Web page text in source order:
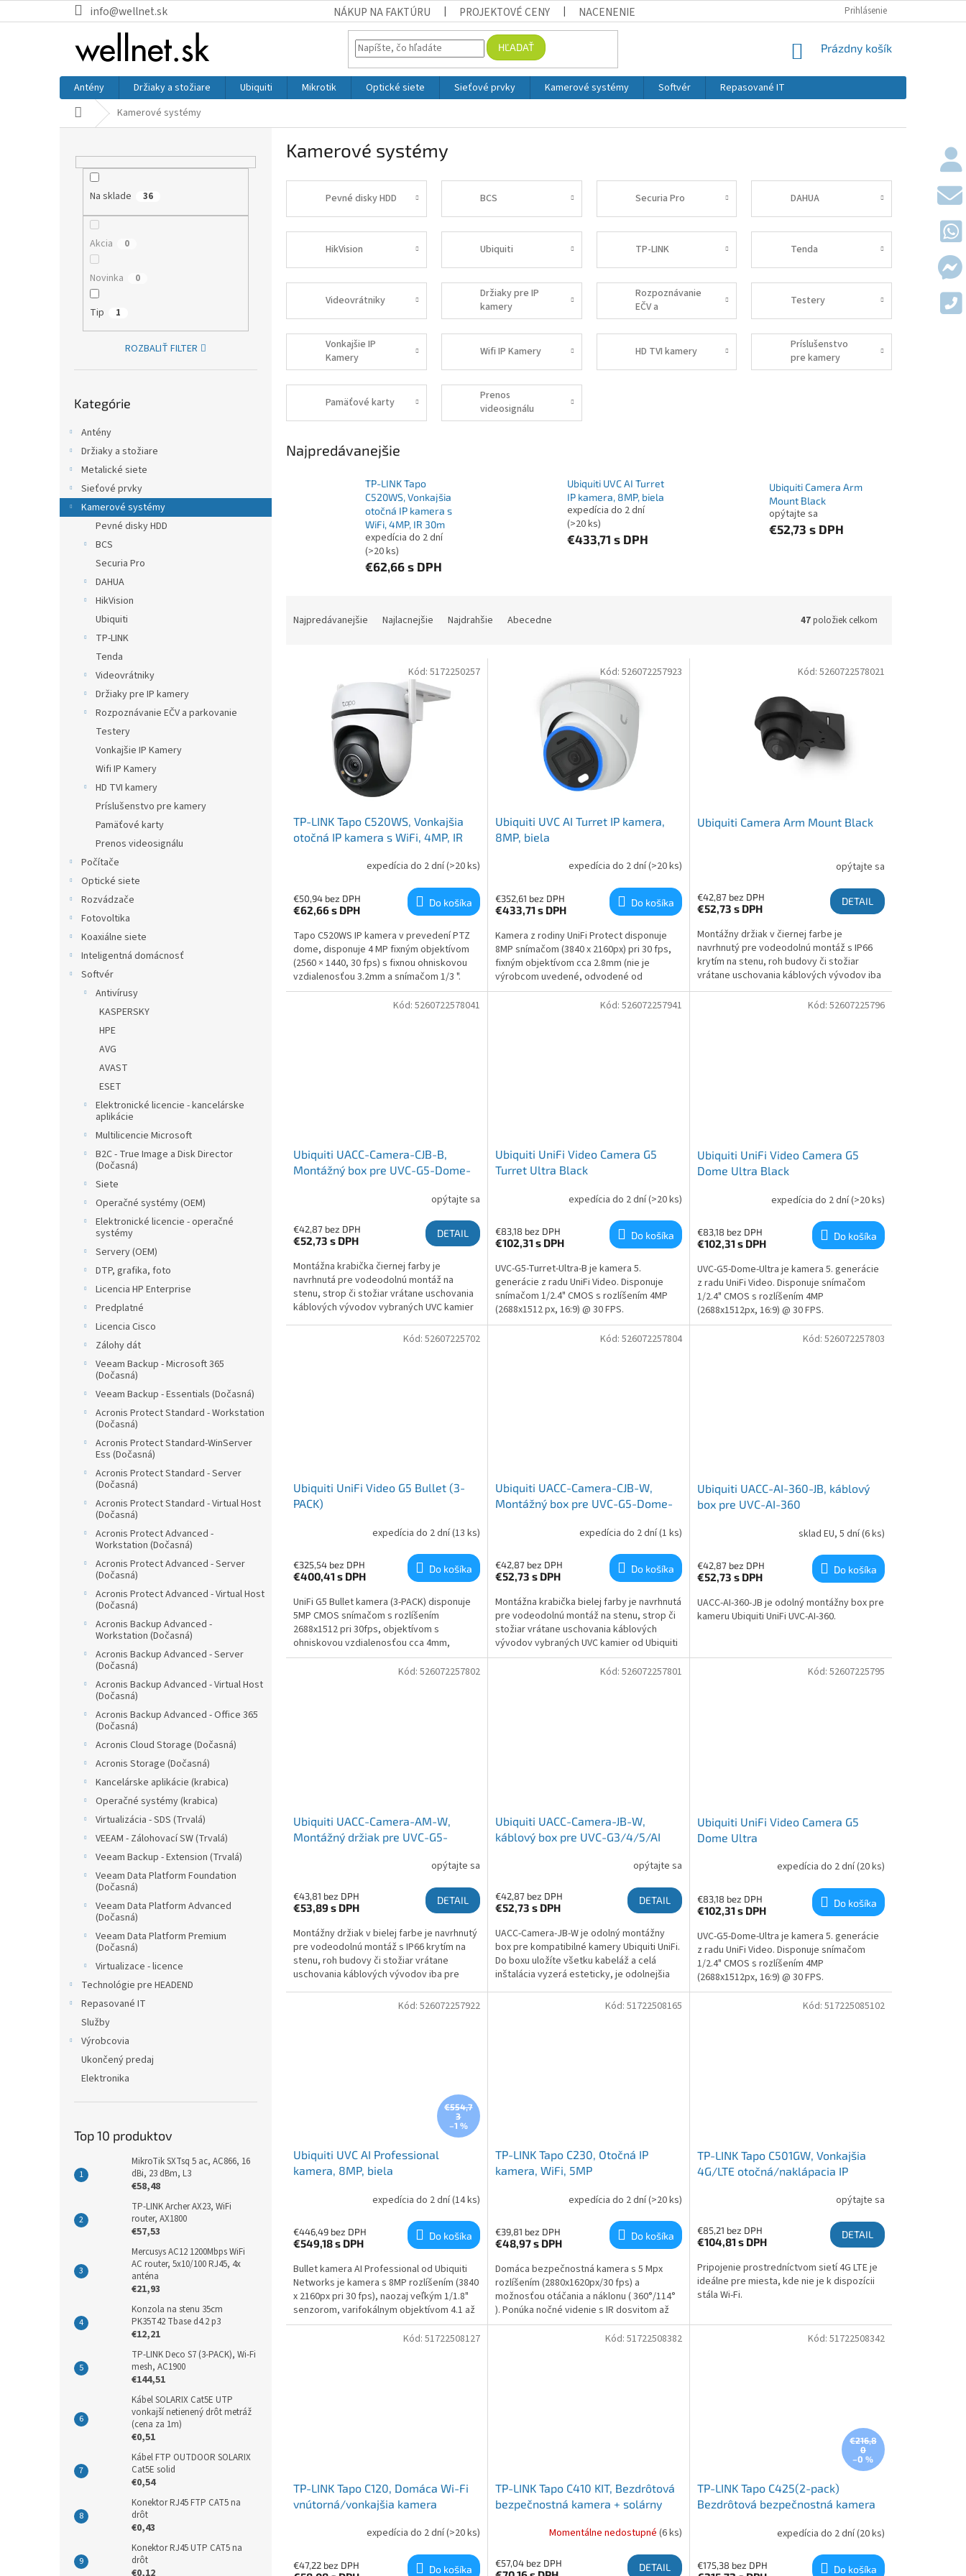
info@wellnet.sk NÁKUP NA FAKTÚRU PROJEKTOVÉ CENY NACENENIE OBCHODNÉ
Prihlásenie
HĽADAŤ NÁKUPNÝ KOŠÍK
Prázdny košík
Antény Držiaky a stožiare Ubiquiti Mikrotik Optické siete Sieťové prvky Kamerové systémy Softvér
Repasované IT
DomovKamerové systémy
Na sklade 36
Akcia 0
Novinka 0
Tip 1
ROZBALIŤ FILTER
Kategórie
Antény
Držiaky a stožiare
Metalické siete
Sieťové prvky
Kamerové systémy
Pevné disky HDD
BCS
Securia Pro
DAHUA
HikVision
Ubiquiti
TP-LINK
Tenda
Videovrátniky
Držiaky pre IP kamery
Rozpoznávanie EČV a parkovanie
Testery
Vonkajšie IP Kamery
Wifi IP Kamery
HD TVI kamery
Príslušenstvo pre kamery
Pamäťové karty
Prenos videosignálu
Počítače
Optické siete
Rozvádzače
Fotovoltika
Koaxiálne siete
Inteligentná domácnosť
Softvér
Antivírusy
KASPERSKY
HPE
AVG
AVAST
ESET
Elektronické licencie - kancelárske
aplikácie
Multilicencie Microsoft
B2C - True Image a Disk Director
(Dočasná)
Siete
Operačné systémy (OEM)
Elektronické licencie - operačné
systémy
Servery (OEM)
DTP, grafika, foto
Licencia HP Enterprise
Predplatné
Licencia Cisco
Zálohy dát
Veeam Backup - Microsoft 365
(Dočasná)
Veeam Backup - Essentials (Dočasná)
Acronis Protect Standard - Workstation
(Dočasná)
Acronis Protect Standard-WinServer
Ess (Dočasná)
Acronis Protect Standard - Server
(Dočasná)
Acronis Protect Standard - Virtual Host
(Dočasná)
Acronis Protect Advanced -
Workstation (Dočasná)
Acronis Protect Advanced - Server
(Dočasná)
Acronis Protect Advanced - Virtual Host
(Dočasná)
Acronis Backup Advanced -
Workstation (Dočasná)
Acronis Backup Advanced - Server
(Dočasná)
Acronis Backup Advanced - Virtual Host
(Dočasná)
Acronis Backup Advanced - Office 365
(Dočasná)
Acronis Cloud Storage (Dočasná)
Acronis Storage (Dočasná)
Kancelárske aplikácie (krabica)
Operačné systémy (krabica)
Virtualizácia - SDS (Trvalá)
VEEAM - Zálohovací SW (Trvalá)
Veeam Backup - Extension (Trvalá)
Veeam Data Platform Foundation
(Dočasná)
Veeam Data Platform Advanced
(Dočasná)
Veeam Data Platform Premium
(Dočasná)
Virtualizace - licence
Technológie pre HEADEND
Repasované IT
Služby
Výrobcovia
Ukončený predaj
Elektronika
Top 10 produktov
MikroTik SXTsq 5 ac, AC866, 16
dBi, 23 dBm, L3
€58,48
TP-LINK Archer AX23, WiFi
router, AX1800
€57,53
Mercusys AC12 1200Mbps WiFi
AC router, 5x10/100 RJ45, 4x
anténa
€21,93
Konzola na stenu 35cm
PK35T42 Tbase d4.2 p3
€12,21
TP-LINK Deco S7 (3-PACK), Wi-Fi
mesh, AC1900
€144,51
Kábel SOLARIX Cat5E UTP
vonkajší netienený drôt metráž
(cena za 1m)
€0,51
Kábel FTP OUTDOOR SOLARIX
Cat5E solid
€0,54
Konektor RJ45 FTP CAT5 na
drôt
€0,43
Konektor RJ45 UTP CAT5 na
drôt
Kamerové systémy
Pevné disky HDD BCS Securia Pro DAHUA
HikVision Ubiquiti TP-LINK Tenda
Videovrátniky
Držiaky pre IP
kamery
Rozpoznávanie
EČV a
parkovanie
Testery
Vonkajšie IP
Kamery
Wifi IP Kamery HD TVI kamery
Príslušenstvo
pre kamery
Pamäťové karty
Prenos
videosignálu
Najpredávanejšie
TP-LINK Tapo
C520WS, Vonkajšia
otočná IP kamera s
WiFi, 4MP, IR 30m
expedícia do 2 dní
(>20 ks)
€62,66 s DPH
Ubiquiti UVC AI Turret
IP kamera, 8MP, biela
expedícia do 2 dní
(>20 ks)
€433,71 s DPH
Ubiquiti Camera Arm
Mount Black
opýtajte sa
€52,73 s DPH
Najpredávanejšie Najlacnejšie Najdrahšie Abecedne 47položiek celkom
TP-LINK Tapo C520WS, Vonkajšia
otočná IP kamera s WiFi, 4MP, IR
expedícia do 2 dní(>20 ks)
€50,94 bez DPH
€62,66s DPH
Do košíka
Tapo C520WS IP kamera v prevedení PTZ
dome, disponuje 4 MP fixným objektívom
(2560 × 1440, 30 fps) s fixnou ohniskovou
vzdialenosťou 3.2mm a snímačom 1/3 ".
Kód: 5172250257
Ubiquiti UVC AI Turret IP kamera,
8MP, biela
expedícia do 2 dní(>20 ks)
€352,61 bez DPH
€433,71 s DPH
Do košíka
Kamera z rodiny UniFi Protect disponuje
8MP snímačom (3840 x 2160px) pri 30 fps,
fixným objektívom cca 2.8mm (nie je
výrobcom uvedené, odvodené od
pozorovacieho uhla), IR prísvitom a bielym
svetlom pre nočné videnie, audio
Kód: 526072257923
Ubiquiti Camera Arm Mount Black
opýtajte sa
€42,87 bez DPH
€52,73 s DPH
DETAIL
Montážny držiak v čiernej farbe je
navrhnutý pre vodeodolnú montáž s IP66
krytím na stenu, roh budovy či stožiar
vrátane uschovania káblových vývodov iba
pre UVC-G5-Turret-Ultra kameru od Ubiquiti
Kód: 5260722578021
Ubiquiti UACC-Camera-CJB-B,
Montážný box pre UVC-G5-Dome-
opýtajte sa
€42,87 bez DPH
€52,73 s DPH
DETAIL
Montážna krabička čiernej farby je
navrhnutá pre vodeodolnú montáž na
stenu, strop či stožiar vrátane uschovania
káblových vývodov vybraných UVC kamier
od Ubiquiti Networks.
Kód: 5260722578041
Ubiquiti UniFi Video Camera G5
Turret Ultra Black
expedícia do 2 dní(>20 ks)
€83,18 bez DPH
€102,31 s DPH
Do košíka
UVC-G5-Turret-Ultra-B je kamera 5.
generácie z radu UniFi Video. Disponuje
snímačom 1/2.4" CMOS s rozlíšením 4MP
(2688x1512 px, 16:9) @ 30 FPS.
Kód: 526072257941
Ubiquiti UniFi Video Camera G5
Dome Ultra Black
expedícia do 2 dní(>20 ks)
€83,18 bez DPH
€102,31 s DPH
Do košíka
UVC-G5-Dome-Ultra je kamera 5. generácie
z radu UniFi Video. Disponuje snímačom
1/2.4" CMOS s rozlíšením 4MP
(2688x1512px, 16:9) @ 30 FPS.
Kód: 52607225796
Ubiquiti UniFi Video G5 Bullet (3-
PACK)
expedícia do 2 dní(13 ks)
€325,54 bez DPH
€400,41 s DPH
Do košíka
UniFi G5 Bullet kamera (3-PACK) disponuje
5MP CMOS snímačom s rozlíšením
2688x1512 pri 30fps, objektívom s
ohniskovou vzdialenosťou cca 4mm,
pozorovacím uhlom 84.4 °, IR prísvitom pre
nočné videnie do vzdialenosti 10m,
Kód: 52607225702
Ubiquiti UACC-Camera-CJB-W,
Montážný box pre UVC-G5-Dome-
expedícia do 2 dní(1 ks)
€42,87 bez DPH
€52,73 s DPH
Do košíka
Montážna krabička bielej farby je navrhnutá
pre vodeodolnú montáž na stenu, strop či
stožiar vrátane uschovania káblových
vývodov vybraných UVC kamier od Ubiquiti
Networks.
Kód: 526072257804
Ubiquiti UACC-AI-360-JB, káblový
box pre UVC-AI-360
sklad EU, 5 dní(6 ks)
€42,87 bez DPH
€52,73 s DPH
Do košíka
UACC-AI-360-JB je odolný montážny box pre
kameru Ubiquiti UniFi UVC-AI-360.
Kód: 526072257803
Ubiquiti UACC-Camera-AM-W,
Montážný držiak pre UVC-G5-
opýtajte sa
€43,81 bez DPH
€53,89 s DPH
DETAIL
Montážny držiak v bielej farbe je navrhnutý
pre vodeodolnú montáž s IP66 krytím na
stenu, roh budovy či stožiar vrátane
uschovania káblových vývodov iba pre
Kód: 526072257802
Ubiquiti UACC-Camera-JB-W,
káblový box pre UVC-G3/4/5/AI
opýtajte sa
€42,87 bez DPH
€52,73 s DPH
DETAIL
UACC-Camera-JB-W je odolný montážny
box pre kompatibilné kamery Ubiquiti UniFi.
Do boxu uložíte všetku kabeláž a celá
inštalácia vyzerá esteticky, je odolnejšia
Kód: 526072257801
Ubiquiti UniFi Video Camera G5
Dome Ultra
expedícia do 2 dní(20 ks)
€83,18 bez DPH
€102,31 s DPH
Do košíka
UVC-G5-Dome-Ultra je kamera 5. generácie
z radu UniFi Video. Disponuje snímačom
1/2.4" CMOS s rozlíšením 4MP
(2688x1512px, 16:9) @ 30 FPS.
Kód: 52607225795
€554,7
3
–1 %
Ubiquiti UVC AI Professional
kamera, 8MP, biela
expedícia do 2 dní(14 ks)
€446,49 bez DPH
€549,18s DPH
Do košíka
Bullet kamera AI Professional od Ubiquiti
Networks je kamera s 8MP rozlíšením (3840
x 2160px pri 30 fps), naozaj veľkým 1/1.8"
senzorom, varifokálnym objektívom 4.1 až
12.3mm, motorickým 3x optickým zoomom
, pozorovacím uhlom 3 infračervenými
Kód: 526072257922
TP-LINK Tapo C230, Otočná IP
kamera, WiFi, 5MP
expedícia do 2 dní(>20 ks)
€39,81 bez DPH
€48,97s DPH
Do košíka
Domáca bezpečnostná kamera s 5 Mpx
rozlíšením (2880x1620px/30 fps) a
možnosťou otáčania a náklonu ( 360°/114°
). Ponúka nočné videnie s IR dosvitom až
12m a integrovanú 2.4GHz Wi-Fi . Vďaka
inteligentnej detekcii s AI zasiela okamžité
Kód: 51722508165
TP-LINK Tapo C501GW, Vonkajšia
4G/LTE otočná/naklápacia IP
opýtajte sa
€85,21 bez DPH
€104,81 s DPH
DETAIL
Pripojenie prostredníctvom sietí 4G LTE je
ideálne pre miesta, kde nie je k dispozícii
stála Wi-Fi.
Kód: 517225085102
TP-LINK Tapo C120, Domáca Wi-Fi
vnútorná/vonkajšia kamera
expedícia do 2 dní(>20 ks)
€47,22 bez DPH Do košíka
Kód: 51722508127
TP-LINK Tapo C410 KIT, Bezdrôtová
bezpečnostná kamera + solárny
Momentálne nedostupné (6 ks)
€57,04 bez DPH DETAIL
Kód: 51722508382
€216,8
0
–0 %
TP-LINK Tapo C425(2-pack)
Bezdrôtová bezpečnostná kamera
expedícia do 2 dní(20 ks)
€175,38 bez DPH Do košíka
Kód: 51722508342